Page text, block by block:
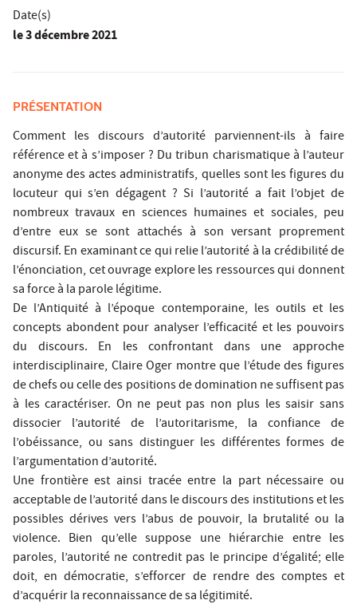
Date(s)
le3 décembre 2021
PRÉSENTATION
Comment les discours d’autorité parviennent-ils à faire
référence et à s’imposer ? Du tribun charismatique à l’auteur
anonyme des actes administratifs, quelles sont les figures du
locuteur qui s’en dégagent ? Si l’autorité a fait l’objet de
nombreux travaux en sciences humaines et sociales, peu
d’entre eux se sont attachés à son versant proprement
discursif. En examinant ce qui relie l’autorité à la crédibilité de
l’énonciation, cet ouvrage explore les ressources qui donnent
sa force à la parole légitime.
De l’Antiquité à l’époque contemporaine, les outils et les
concepts abondent pour analyser l’efficacité et les pouvoirs
du discours. En les confrontant dans une approche
interdisciplinaire, Claire Oger montre que l’étude des figures
de chefs ou celle des positions de domination ne suffisent pas
à les caractériser. On ne peut pas non plus les saisir sans
dissocier l’autorité de l’autoritarisme, la confiance de
l’obéissance, ou sans distinguer les différentes formes de
l’argumentation d’autorité.
Une frontière est ainsi tracée entre la part nécessaire ou
acceptable de l’autorité dans le discours des institutions et les
possibles dérives vers l’abus de pouvoir, la brutalité ou la
violence. Bien qu’elle suppose une hiérarchie entre les
paroles, l’autorité ne contredit pas le principe d’égalité; elle
doit, en démocratie, s’efforcer de rendre des comptes et
d’acquérir la reconnaissance de sa légitimité.